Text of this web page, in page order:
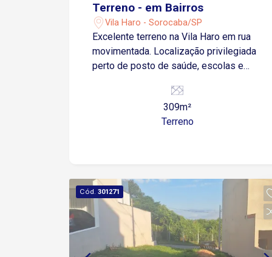
Terreno - em Bairros
Vila Haro - Sorocaba/SP
Excelente terreno na Vila Haro em rua
movimentada. Localização privilegiada
perto de posto de saúde, escolas e
para Raposo Tavares. Área total de
309,40m2 ( 18,20m2 x17,00m2 ).
309m²
Terreno
Cód. 301271